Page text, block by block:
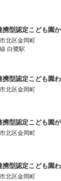
携型認定こども園
北区金岡町
白鷺駅
携型認定こども園
北区金岡町
携型認定こども園
北区金岡町
携型認定こども園
北区金岡町